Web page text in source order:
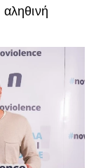
αληθινή